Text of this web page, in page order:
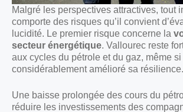
Malgré les perspectives attractives, tout
comporte des risques qu’il convient
lucidité. Le premier risque concerne la
secteur énergétique. Vallourec reste
aux cycles du pétrole et du gaz, même
considérablement amélioré sa résilience.
Une baisse prolongée des cours du
réduire les investissements des